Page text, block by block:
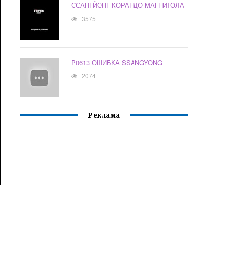
ССАНГЙОНГ КОРАНДО МАГНИТОЛА
3575
P0613 ОШИБКА SSANGYONG
2074
Реклама